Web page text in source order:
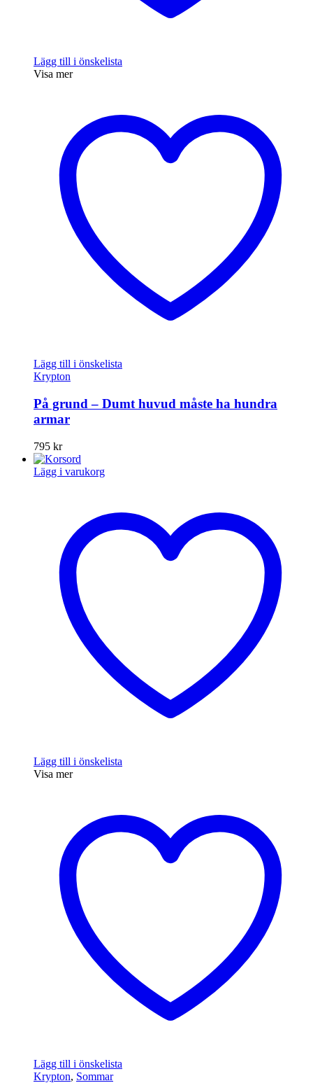
Lägg till i önskelista
Visa mer
Lägg till i önskelista
Krypton
På grund – Dumt huvud måste ha hundra
armar
795 kr
Lägg i varukorg
Lägg till i önskelista
Visa mer
Lägg till i önskelista
Krypton, Sommar